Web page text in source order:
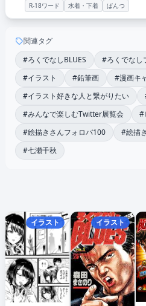
R-18ワード 水着・下着 ぱんつ
関連タグ
#ろくでなしBLUES
#ろくでなし
#イラスト
#鉛筆画
#漫画キ
#イラスト好きな人と繋がりたい
#みんなで楽しむTwitter展覧会
#
#絵描きさんフォロバ100
#絵描
#七瀬千秋
イラスト イラスト